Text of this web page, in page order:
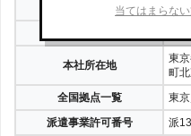
取扱い雇用形態
派
本社所在地
東
町
全国拠点一覧
東
派遣事業許可番号
派
当てはまらな